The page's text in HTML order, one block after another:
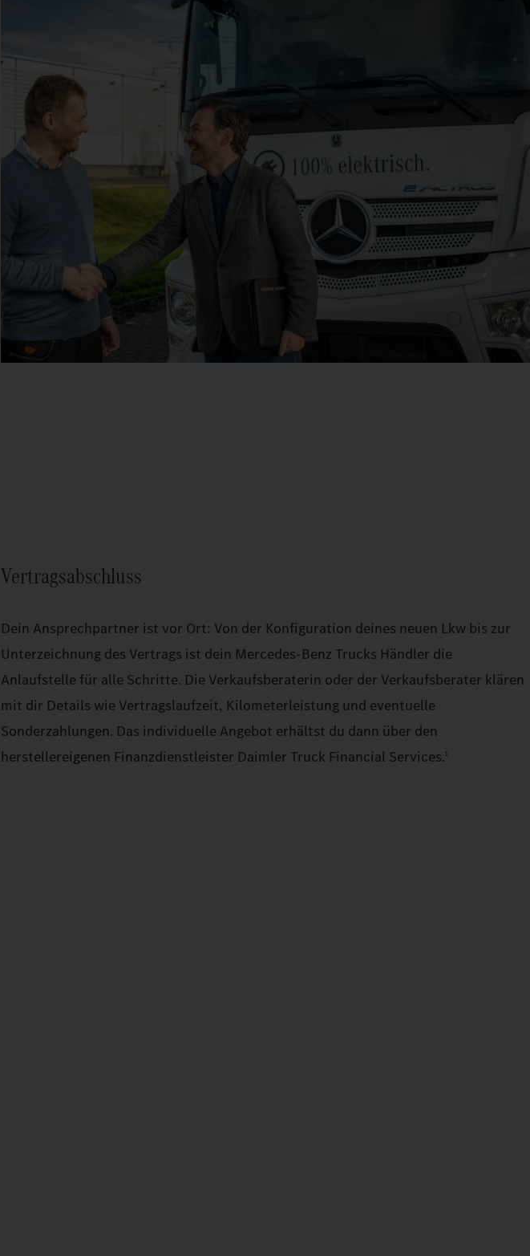
Vertragsabschluss
Dein Ansprechpartner ist vor Ort: Von der Konfiguration deines neuen Lkw bis zur
Unterzeichnung des Vertrags ist dein Mercedes‑Benz Trucks Händler die
Anlaufstelle für alle Schritte. Die Verkaufsberaterin oder der Verkaufsberater klären
mit dir Details wie Vertragslaufzeit, Kilometerleistung und eventuelle
Sonderzahlungen. Das individuelle Angebot erhältst du dann über den
herstellereigenen Finanzdienstleister Daimler Truck Financial Services.1